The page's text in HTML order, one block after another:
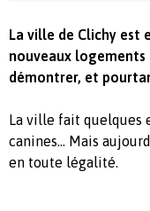
La ville de Clichy est
nouveaux
démontrer, et
La ville fait quelques
canines... Mais
en toute légalité.